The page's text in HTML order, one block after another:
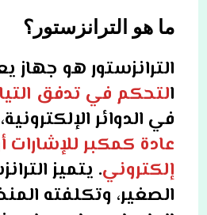
ما هو الترانزستور؟
الترانزستور هو
التحكم في تدفق
في الدوائر
عادة كمكبر للإشارات
إلكتروني. يتميز
الصغير، وتكلفته